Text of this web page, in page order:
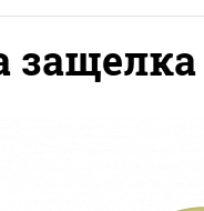
защелка